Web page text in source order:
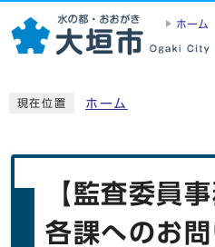
ホーム
現在位置 ホーム
【監査委員
各課へのお